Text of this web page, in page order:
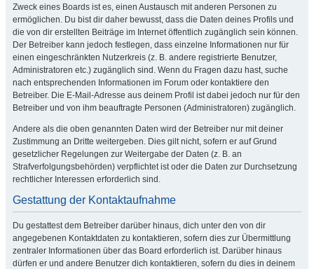
Zweck eines Boards ist es, einen Austausch mit anderen Personen zu
ermöglichen. Du bist dir daher bewusst, dass die Daten deines Profils und
die von dir erstellten Beiträge im Internet öffentlich zugänglich sein können.
Der Betreiber kann jedoch festlegen, dass einzelne Informationen nur für
einen eingeschränkten Nutzerkreis (z. B. andere registrierte Benutzer,
Administratoren etc.) zugänglich sind. Wenn du Fragen dazu hast, suche
nach entsprechenden Informationen im Forum oder kontaktiere den
Betreiber. Die E-Mail-Adresse aus deinem Profil ist dabei jedoch nur für den
Betreiber und von ihm beauftragte Personen (Administratoren) zugänglich.
Andere als die oben genannten Daten wird der Betreiber nur mit deiner
Zustimmung an Dritte weitergeben. Dies gilt nicht, sofern er auf Grund
gesetzlicher Regelungen zur Weitergabe der Daten (z. B. an
Strafverfolgungsbehörden) verpflichtet ist oder die Daten zur Durchsetzung
rechtlicher Interessen erforderlich sind.
Gestattung der Kontaktaufnahme
Du gestattest dem Betreiber darüber hinaus, dich unter den von dir
angegebenen Kontaktdaten zu kontaktieren, sofern dies zur Übermittlung
zentraler Informationen über das Board erforderlich ist. Darüber hinaus
dürfen er und andere Benutzer dich kontaktieren, sofern du dies in deinem